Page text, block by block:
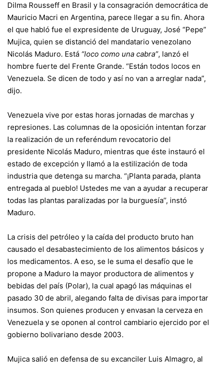
Dilma Rousseff en Brasil y la consagración democrática de
Mauricio Macri en Argentina, parece llegar a su fin. Ahora
el que habló fue el expresidente de Uruguay, José “Pepe”
Mujica, quien se distanció del mandatario venezolano
Nicolás Maduro. Está “loco como una cabra”, lanzó el
hombre fuerte del Frente Grande. “Están todos locos en
Venezuela. Se dicen de todo y así no van a arreglar nada”,
dijo.
Venezuela vive por estas horas jornadas de marchas y
represiones. Las columnas de la oposición intentan forzar
la realización de un referéndum revocatorio del
presidente Nicolás Maduro, mientras que éste instauró el
estado de excepción y llamó a la estilización de toda
industria que detenga su marcha. “¡Planta parada, planta
entregada al pueblo! Ustedes me van a ayudar a recuperar
todas las plantas paralizadas por la burguesía’’, instó
Maduro.
La crisis del petróleo y la caída del producto bruto han
causado el desabastecimiento de los alimentos básicos y
los medicamentos. A eso, se le suma el desafío que le
propone a Maduro la mayor productora de alimentos y
bebidas del país (Polar), la cual apagó las máquinas el
pasado 30 de abril, alegando falta de divisas para importar
insumos. Son quienes producen y envasan la cerveza en
Venezuela y se oponen al control cambiario ejercido por el
gobierno bolivariano desde 2003.
Mujica salió en defensa de su excanciler Luis Almagro, al